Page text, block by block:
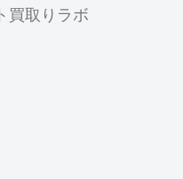
買取りラボ